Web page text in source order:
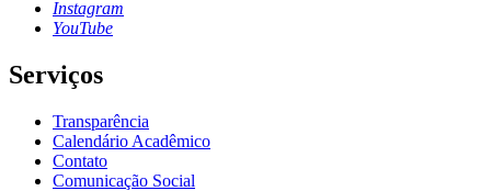
Instagram
YouTube
Serviços
Transparência
Calendário Acadêmico
Contato
Comunicação Social